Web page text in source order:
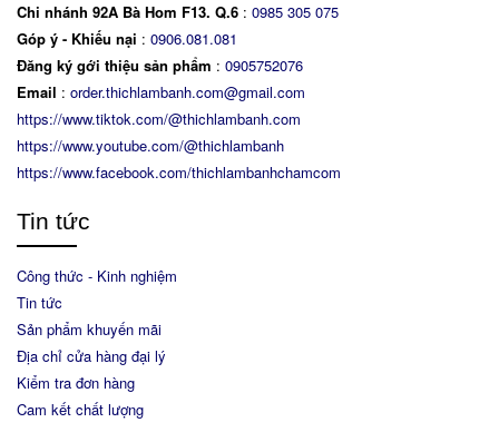
Chi nhánh 92A Bà Hom F13. Q.6 : 0985 305 075
Góp ý - Khiếu nại : 0906.081.081
Đăng ký gới thiệu sản phẩm : 0905752076
Email : order.thichlambanh.com@gmail.com
https://www.tiktok.com/@thichlambanh.com
https://www.youtube.com/@thichlambanh
https://www.facebook.com/thichlambanhchamcom
Tin tức
Công thức - Kinh nghiệm
Tin tức
Sản phẩm khuyến mãi
Địa chỉ cửa hàng đại lý
Kiểm tra đơn hàng
Cam kết chất lượng